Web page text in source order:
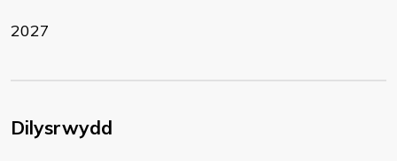
2027
Dilysrwydd